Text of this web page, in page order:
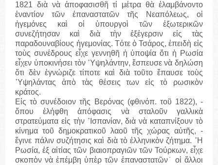
1821 διὰ νὰ ἀποφασισθῆ τί μέτρα θὰ ἐλαμβάνοντο
ἐναντίον τῶν ἐπαναστατῶν τῆς Νεαπόλεως, οἱ
ἡγεμόνες καὶ οἱ ὑπουργοὶ τῶν ἐξωτερικῶν
συνεζήτησαν καὶ διὰ τὴν ἐξέγερσιν εἰς τὰς
παραδουναβίους ἡγεμονίας. Τότε ὁ Τσάρος, ἐπειδὴ εἰς
τοὺς συνέδρους εἶχε γεννηθῆ ἡ ὑποψία ὅτι ἡ Ρωσία
εἶχεν ὑποκινήσει τὸν ῾Υψηλάντην, ἔσπευσε νὰ δηλώση
ὅτι δὲν ἐγνώριζε τίποτε καὶ διὰ τοῦτο ἔπαυσε τοὺς
῾Υψηλάντας ἀπὸ τὰς θέσεις των εἰς τὸ ρωσικὸν
κράτος.
Εἰς τὸ συνέδοιον τῆς Βερόνας (φθινόπ. τοῦ 1822), -
ὅπου ἐλήφθη ἀπόφασις νὰ σταλοῦν γαλλικὰ
στρατεύματα εἰς τὴν ῾Ισπανίαν, διὰ νὰ καταπνίξουν τὸ
κίνημα τοῦ δημοκρατικοῦ λαοῦ τῆς χώρας αὐτῆς, -
ἔγινε πάλιν συζήτησις καὶ διὰ τὸ ἑλληνικὸν ζήτημα. ῾Η
Ρωσία, ἐξ αἰτίας τῶν βιαιοπραγιῶν τῶν Τούρκων, εἶχε
σκοπὸν νὰ ἐπέμβη ὑπὲρ τῶν ἐπαναστατῶν˙ οἱ ἄλλοι